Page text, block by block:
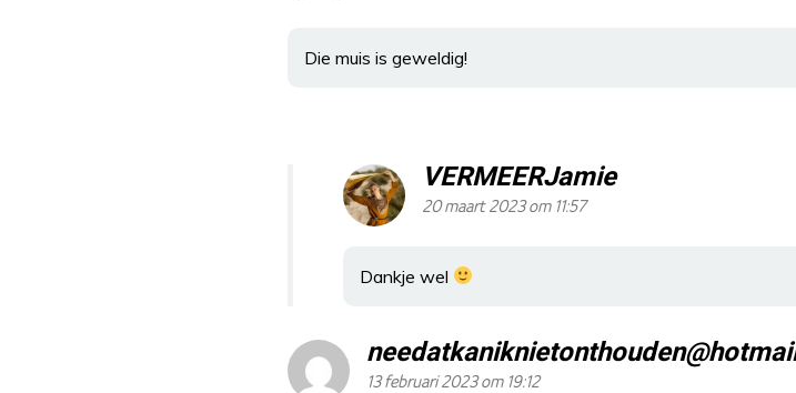
Die muis is geweldig!
VERMEERJamie
20 maart 2023 om 11:57
Dankje wel
13 februari 2023 om 19:12